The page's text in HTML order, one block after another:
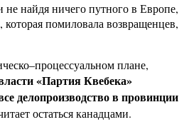
найдя ничего путного в Европе,
помиловала возвращенцев,
плане,
«Партия Квебека»
делопроизводство в провинции
остаться канадцами.